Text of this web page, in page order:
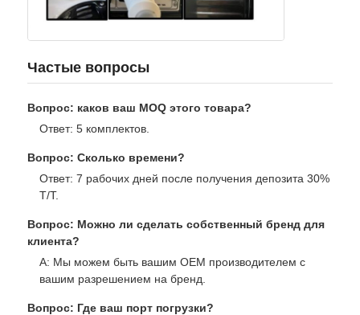
Частые вопросы
Вопрос: каков ваш MOQ этого товара?
Ответ: 5 комплектов.
Вопрос: Сколько времени?
Ответ: 7 рабочих дней после получения депозита 30%
T/T.
Вопрос: Можно ли сделать собственный бренд для
клиента?
A: Мы можем быть вашим OEM производителем с
вашим разрешением на бренд.
Вопрос: Где ваш порт погрузки?